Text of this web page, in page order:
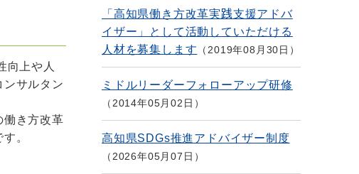
向上や人
サルタン
働き方改革
。
「高知県働き方改革実践支援アドバ
イザー」として活動していただける
人材を募集します
2019年08月30日
ミドルリーダーフォローアップ研修
2014年05月02日
高知県SDGs推進アドバイザー制度
2026年05月07日